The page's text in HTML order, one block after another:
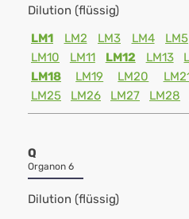
Dilution (flüssig)
LM1
LM2 LM3 LM4 LM5
LM10
LM11 LM12 LM13
LM18
LM19 LM20
LM25
LM26 LM27 LM28
Q
Organon 6
Dilution (flüssig)